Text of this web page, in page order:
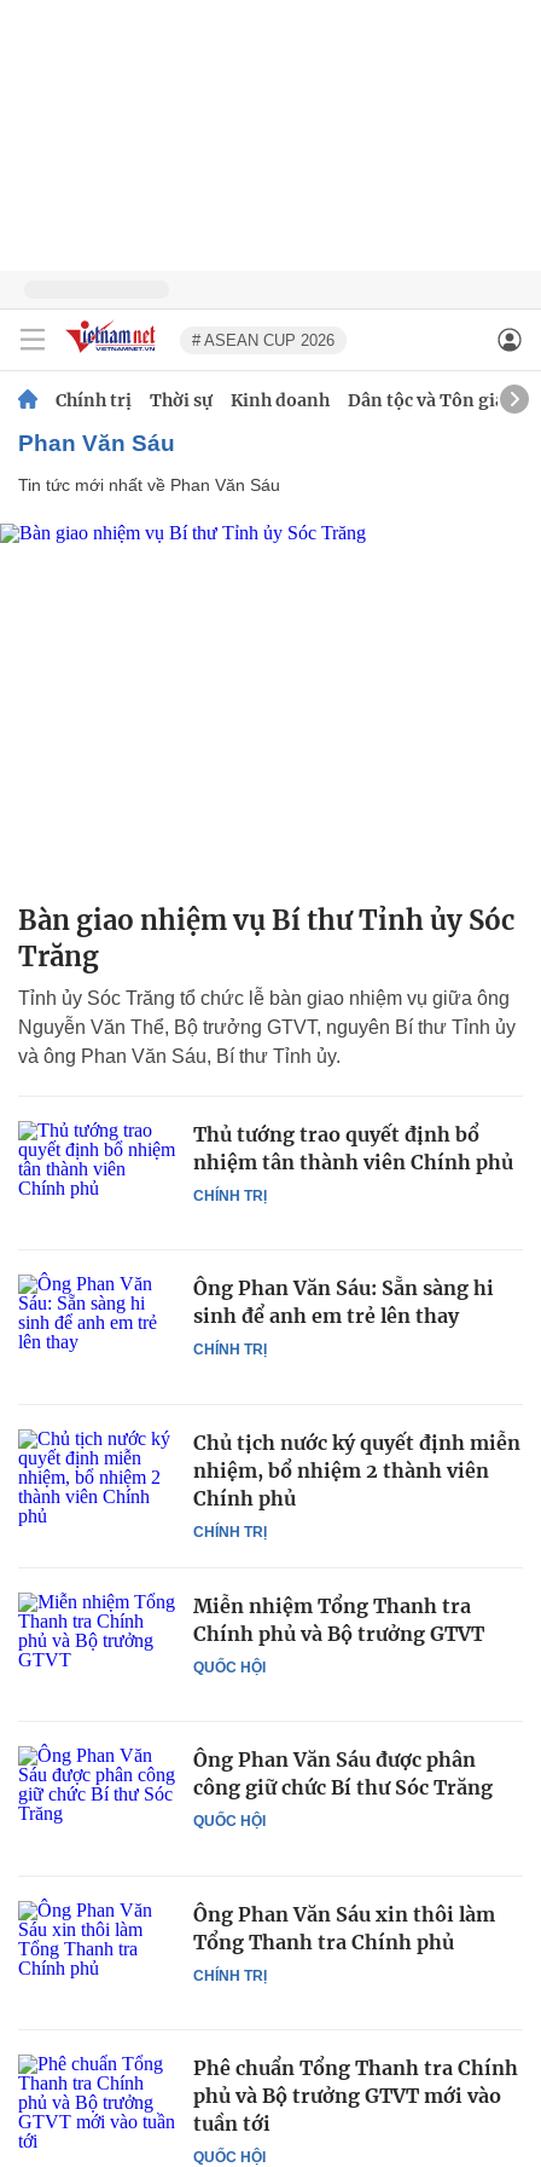
# ASEAN CUP 2026
Chính trị Thời sự Kinh doanh Dân tộc và Tôn giáo
Phan Văn Sáu
Tin tức mới nhất về Phan Văn Sáu
Bàn giao nhiệm vụ Bí thư Tỉnh ủy Sóc
Trăng
Tỉnh ủy Sóc Trăng tổ chức lễ bàn giao nhiệm vụ giữa ông
Nguyễn Văn Thể, Bộ trưởng GTVT, nguyên Bí thư Tỉnh ủy
và ông Phan Văn Sáu, Bí thư Tỉnh ủy.
CHÍNH TRỊ
Thủ tướng trao quyết định bổ
nhiệm tân thành viên Chính phủ
CHÍNH TRỊ
Ông Phan Văn Sáu: Sẵn sàng hi
sinh để anh em trẻ lên thay
CHÍNH TRỊ
Chủ tịch nước ký quyết định miễn
nhiệm, bổ nhiệm 2 thành viên
Chính phủ
QUỐC HỘI
Miễn nhiệm Tổng Thanh tra
Chính phủ và Bộ trưởng GTVT
QUỐC HỘI
Ông Phan Văn Sáu được phân
công giữ chức Bí thư Sóc Trăng
CHÍNH TRỊ
Ông Phan Văn Sáu xin thôi làm
Tổng Thanh tra Chính phủ
QUỐC HỘI
Phê chuẩn Tổng Thanh tra Chính
phủ và Bộ trưởng GTVT mới vào
tuần tới